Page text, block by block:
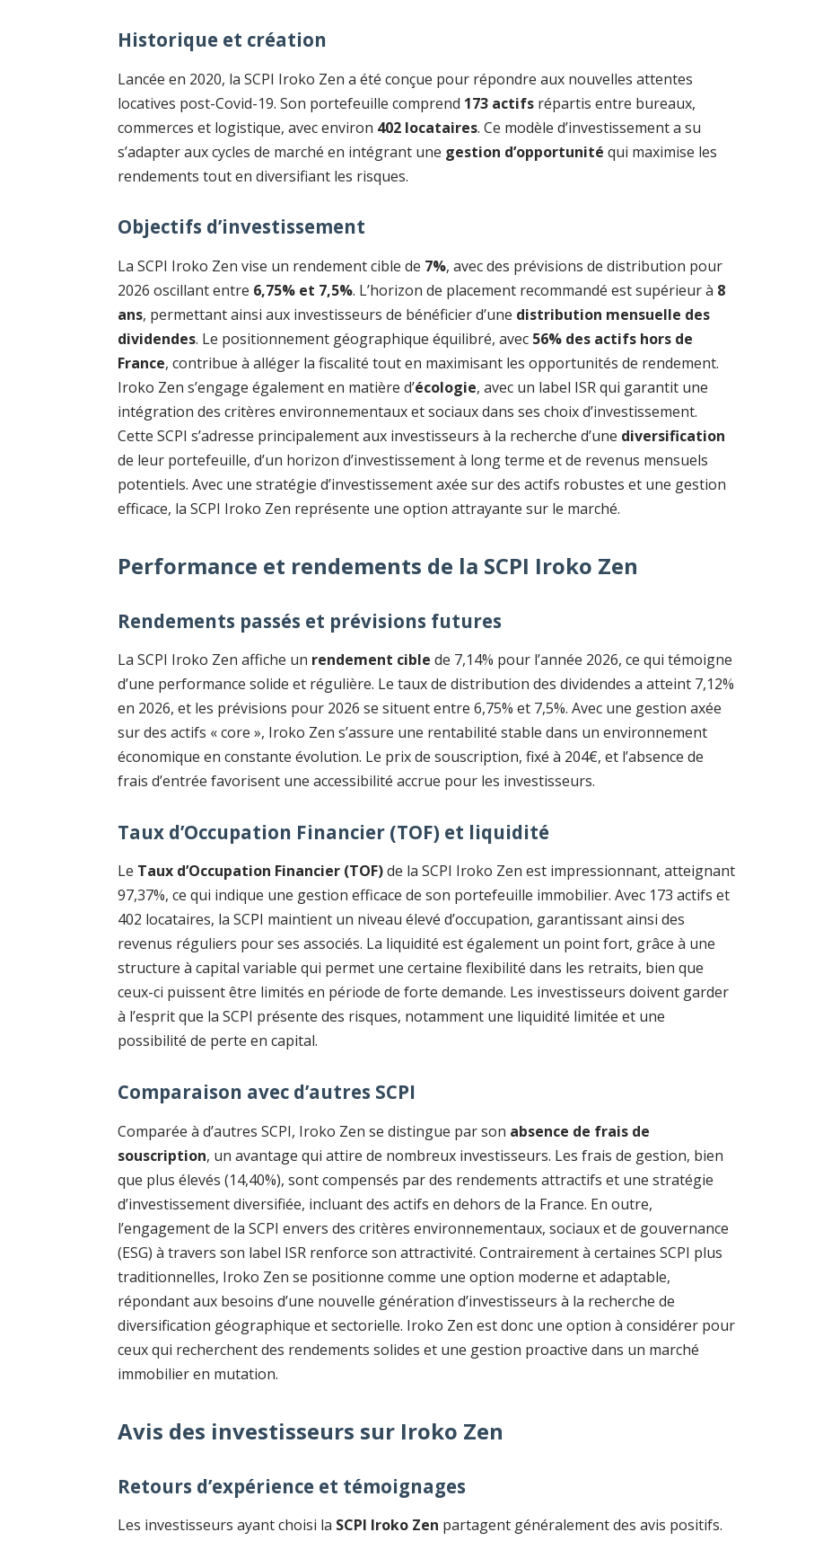
Historique et création
Lancée en 2020, la SCPI Iroko Zen a été conçue pour répondre aux nouvelles attentes
locatives post-Covid-19. Son portefeuille comprend 173 actifs répartis entre bureaux,
commerces et logistique, avec environ 402 locataires. Ce modèle d’investissement a su
s’adapter aux cycles de marché en intégrant une gestion d’opportunité qui maximise les
rendements tout en diversifiant les risques.
Objectifs d’investissement
La SCPI Iroko Zen vise un rendement cible de 7%, avec des prévisions de distribution pour
2026 oscillant entre 6,75% et 7,5%. L’horizon de placement recommandé est supérieur à 8
ans, permettant ainsi aux investisseurs de bénéficier d’une distribution mensuelle des
dividendes. Le positionnement géographique équilibré, avec 56% des actifs hors de
France, contribue à alléger la fiscalité tout en maximisant les opportunités de rendement.
Iroko Zen s’engage également en matière d’écologie, avec un label ISR qui garantit une
intégration des critères environnementaux et sociaux dans ses choix d’investissement.
Cette SCPI s’adresse principalement aux investisseurs à la recherche d’une diversification
de leur portefeuille, d’un horizon d’investissement à long terme et de revenus mensuels
potentiels. Avec une stratégie d’investissement axée sur des actifs robustes et une gestion
efficace, la SCPI Iroko Zen représente une option attrayante sur le marché.
Performance et rendements de la SCPI Iroko Zen
Rendements passés et prévisions futures
La SCPI Iroko Zen affiche un rendement cible de 7,14% pour l’année 2026, ce qui témoigne
d’une performance solide et régulière. Le taux de distribution des dividendes a atteint 7,12%
en 2026, et les prévisions pour 2026 se situent entre 6,75% et 7,5%. Avec une gestion axée
sur des actifs « core », Iroko Zen s’assure une rentabilité stable dans un environnement
économique en constante évolution. Le prix de souscription, fixé à 204€, et l’absence de
frais d’entrée favorisent une accessibilité accrue pour les investisseurs.
Taux d’Occupation Financier (TOF) et liquidité
Le Taux d’Occupation Financier (TOF)de la SCPI Iroko Zen est impressionnant, atteignant
97,37%, ce qui indique une gestion efficace de son portefeuille immobilier. Avec 173 actifs et
402 locataires, la SCPI maintient un niveau élevé d’occupation, garantissant ainsi des
revenus réguliers pour ses associés. La liquidité est également un point fort, grâce à une
structure à capital variable qui permet une certaine flexibilité dans les retraits, bien que
ceux-ci puissent être limités en période de forte demande. Les investisseurs doivent garder
à l’esprit que la SCPI présente des risques, notamment une liquidité limitée et une
possibilité de perte en capital.
Comparaison avec d’autres SCPI
Comparée à d’autres SCPI, Iroko Zen se distingue par son absence de frais de
souscription, un avantage qui attire de nombreux investisseurs. Les frais de gestion, bien
que plus élevés (14,40%), sont compensés par des rendements attractifs et une stratégie
d’investissement diversifiée, incluant des actifs en dehors de la France. En outre,
l’engagement de la SCPI envers des critères environnementaux, sociaux et de gouvernance
(ESG) à travers son label ISR renforce son attractivité. Contrairement à certaines SCPI plus
traditionnelles, Iroko Zen se positionne comme une option moderne et adaptable,
répondant aux besoins d’une nouvelle génération d’investisseurs à la recherche de
diversification géographique et sectorielle. Iroko Zen est donc une option à considérer pour
ceux qui recherchent des rendements solides et une gestion proactive dans un marché
immobilier en mutation.
Avis des investisseurs sur Iroko Zen
Retours d’expérience et témoignages
Les investisseurs ayant choisi la SCPI Iroko Zen partagent généralement des avis positifs.